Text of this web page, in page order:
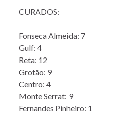
CURADOS:
Fonseca Almeida: 7
Gulf: 4
Reta: 12
Grotão: 9
Centro: 4
Monte Serrat: 9
Fernandes Pinheiro: 1